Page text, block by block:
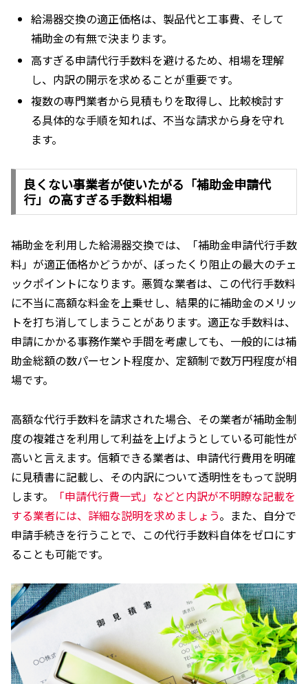
給湯器交換の適正価格は、製品代と工事費、そして
補助金の有無で決まります。
高すぎる申請代行手数料を避けるため、相場を理解
し、内訳の開示を求めることが重要です。
複数の専門業者から見積もりを取得し、比較検討す
る具体的な手順を知れば、不当な請求から身を守れ
ます。
良くない事業者が使いたがる「補助金申請代
行」の高すぎる手数料相場
補助金を利用した給湯器交換では、「補助金申請代行手数
料」が適正価格かどうかが、ぼったくり阻止の最大のチェ
ックポイントになります。悪質な業者は、この代行手数料
に不当に高額な料金を上乗せし、結果的に補助金のメリッ
トを打ち消してしまうことがあります。適正な手数料は、
申請にかかる事務作業や手間を考慮しても、一般的には補
助金総額の数パーセント程度か、定額制で数万円程度が相
場です。
高額な代行手数料を請求された場合、その業者が補助金制
度の複雑さを利用して利益を上げようとしている可能性が
高いと言えます。信頼できる業者は、申請代行費用を明確
に見積書に記載し、その内訳について透明性をもって説明
します。
「申請代行費一式」などと内訳が不明瞭な記載を
する業者には、詳細な説明を求めましょう。また、自分で
申請手続きを行うことで、この代行手数料自体をゼロにす
ることも可能です。